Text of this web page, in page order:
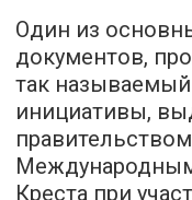
Один из
документов,
так
инициативы,
Креста при